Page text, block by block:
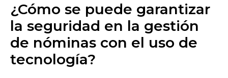
¿Cómo se puede garantizar
la seguridad en la gestión
de nóminas con el uso de
tecnología?